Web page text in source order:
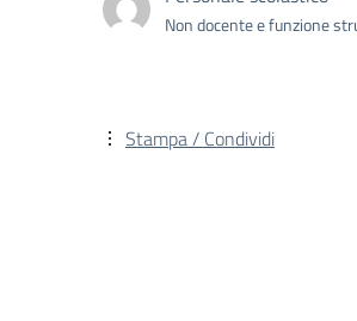
Non docente e funzione
Stampa / Condividi